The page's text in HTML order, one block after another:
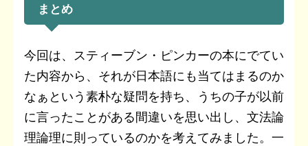
まとめ
今回は、スティーブン・ピンカーの本にでてい
た内容から、それが日本語にも当てはまるのか
なぁという素朴な疑問を持ち、うちの子が以前
に言ったことがある間違いを思い出し、文法論
理論理に則っているのかを考えてみました。一